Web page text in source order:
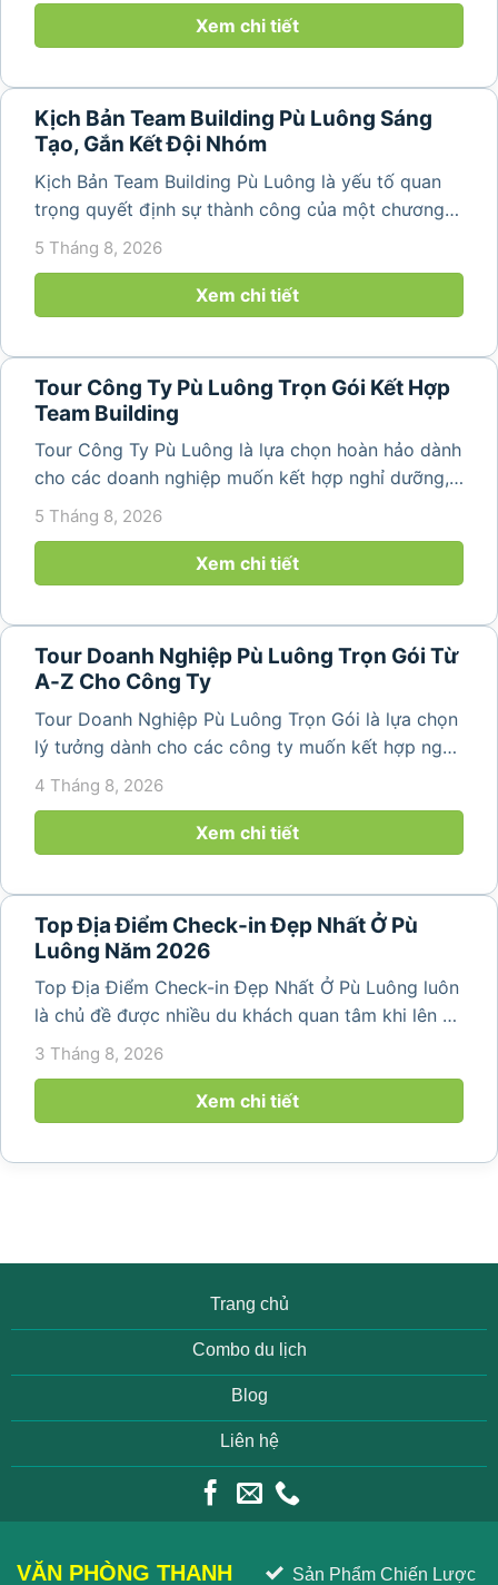
núi rừng hùng vĩ, không khí...
Xem chi tiết
Kịch Bản Team Building Pù Luông Sáng
Tạo, Gắn Kết Đội Nhóm
Kịch Bản Team Building Pù Luông là yếu tố quan
trọng quyết định sự thành công của một chương
trình du lịch doanh nghiệp. Một kịch bản được xây
dựng bài bản không chỉ mang đến những phút
giây vui vẻ, sôi động mà còn...
5 Tháng 8, 2026
Xem chi tiết
Tour Công Ty Pù Luông Trọn Gói Kết Hợp
Team Building
Tour Công Ty Pù Luông là lựa chọn hoàn hảo dành
cho các doanh nghiệp muốn kết hợp nghỉ dưỡng,
team building và gắn kết tập thể trong không gian
Hóa vài giờ di chuyển,...
5 Tháng 8, 2026
Xem chi tiết
Tour Doanh Nghiệp Pù Luông Trọn Gói Từ
A-Z Cho Công Ty
Tour Doanh Nghiệp Pù Luông Trọn Gói là lựa chọn
lý tưởng dành cho các công ty muốn kết hợp nghỉ
dưỡng, gắn kết đội ngũ và tái tạo năng lượng sau
những ngày làm việc căng thẳng. Với cảnh quan
thiên nhiên trong lành,...
4 Tháng 8, 2026
Xem chi tiết
Top Địa Điểm Check-in Đẹp Nhất Ở Pù
Luông Năm 2026
Top Địa Điểm Check-in Đẹp Nhất Ở Pù Luông luôn
là chủ đề được nhiều du khách quan tâm khi lên kế
hoạch khám phá vùng đất thiên nhiên nổi tiếng
làng yên bình, thác...
3 Tháng 8, 2026
Xem chi tiết
Trang chủ
Combo du lịch
Blog
Liên hệ
VĂN PHÒNG THANH Sản Phẩm Chiến Lược